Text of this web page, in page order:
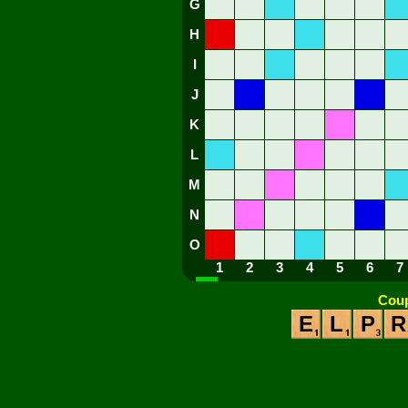
G
H
J
K
L
M
N
O
1
2 3 4 5 6 7
E L P R